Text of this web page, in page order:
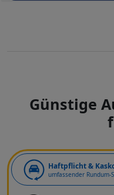
Günstige
Haftpflicht &
umfassender Rundum-